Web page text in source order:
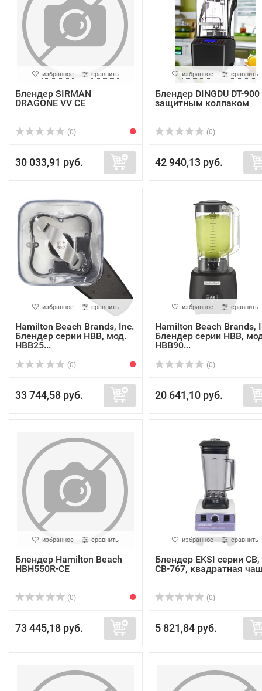
избранное сравнить
Блендер SIRMAN
DRAGONE VV CE
(0)
30 033,91 руб.
избранное сравнить
Блендер DINGDU DT-900
защитным колпаком
(0)
42 940,13 руб.
избранное сравнить
Hamilton Beach Brands, Inc.
Блендер серии HBB, мод.
HBB25...
(0)
33 744,58 руб.
избранное сравнить
Hamilton Beach Brands,
Блендер серии HBB,
HBB90...
(0)
20 641,10 руб.
избранное сравнить
Блендер Hamilton Beach
HBH550R-CE
(0)
73 445,18 руб.
избранное сравнить
Блендер EKSI серии CB,
CB-767, квадратная
(0)
5 821,84 руб.